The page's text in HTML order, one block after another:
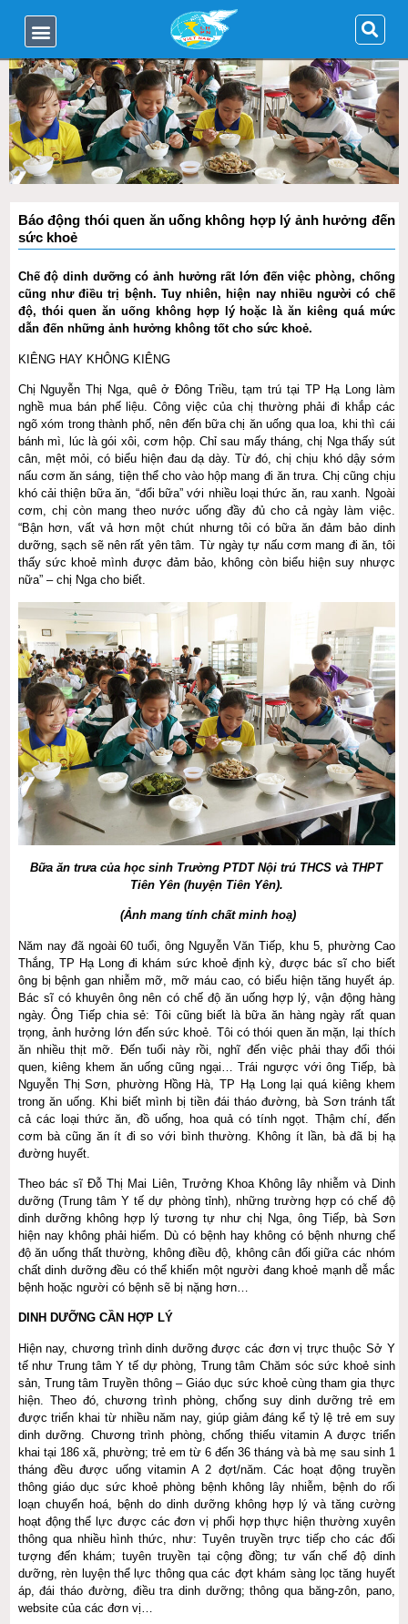
Báo động thói quen ăn uống không hợp lý ảnh hưởng đến
sức khoẻ
Chế độ dinh dưỡng có ảnh hưởng rất lớn đến việc phòng, chống
cũng như điều trị bệnh. Tuy nhiên, hiện nay nhiều người có chế
độ, thói quen ăn uống không hợp lý hoặc là ăn kiêng quá mức
dẫn đến những ảnh hưởng không tốt cho sức khoẻ.
KIÊNG HAY KHÔNG KIÊNG
Chị Nguyễn Thị Nga, quê ở Đông Triều, tạm trú tại TP Hạ Long làm
nghề mua bán phế liệu. Công việc của chị thường phải đi khắp các
ngõ xóm trong thành phố, nên đến bữa chị ăn uống qua loa, khi thì cái
bánh mì, lúc là gói xôi, cơm hộp. Chỉ sau mấy tháng, chị Nga thấy sút
cân, mệt mỏi, có biểu hiện đau dạ dày. Từ đó, chị chịu khó dậy sớm
nấu cơm ăn sáng, tiện thể cho vào hộp mang đi ăn trưa. Chị cũng chịu
khó cải thiện bữa ăn, “đổi bữa” với nhiều loại thức ăn, rau xanh. Ngoài
cơm, chị còn mang theo nước uống đầy đủ cho cả ngày làm việc.
“Bận hơn, vất vả hơn một chút nhưng tôi có bữa ăn đảm bảo dinh
dưỡng, sạch sẽ nên rất yên tâm. Từ ngày tự nấu cơm mang đi ăn, tôi
thấy sức khoẻ mình được đảm bảo, không còn biểu hiện suy nhược
nữa” – chị Nga cho biết.
Bữa ăn trưa của học sinh Trường PTDT Nội trú THCS và THPT
Tiên Yên (huyện Tiên Yên).
(Ảnh mang tính chất minh hoạ)
Năm nay đã ngoài 60 tuổi, ông Nguyễn Văn Tiếp, khu 5, phường Cao
Thắng, TP Hạ Long đi khám sức khoẻ định kỳ, được bác sĩ cho biết
ông bị bệnh gan nhiễm mỡ, mỡ máu cao, có biểu hiện tăng huyết áp.
Bác sĩ có khuyên ông nên có chế độ ăn uống hợp lý, vận động hàng
ngày. Ông Tiếp chia sẻ: Tôi cũng biết là bữa ăn hàng ngày rất quan
trọng, ảnh hưởng lớn đến sức khoẻ. Tôi có thói quen ăn mặn, lại thích
ăn nhiều thịt mỡ. Đến tuổi này rồi, nghĩ đến việc phải thay đổi thói
quen, kiêng khem ăn uống cũng ngại… Trái ngược với ông Tiếp, bà
Nguyễn Thị Sơn, phường Hồng Hà, TP Hạ Long lại quá kiêng khem
trong ăn uống. Khi biết mình bị tiền đái tháo đường, bà Sơn tránh tất
cả các loại thức ăn, đồ uống, hoa quả có tính ngọt. Thậm chí, đến
cơm bà cũng ăn ít đi so với bình thường. Không ít lần, bà đã bị hạ
đường huyết.
Theo bác sĩ Đỗ Thị Mai Liên, Trưởng Khoa Không lây nhiễm và Dinh
dưỡng (Trung tâm Y tế dự phòng tỉnh), những trường hợp có chế độ
dinh dưỡng không hợp lý tương tự như chị Nga, ông Tiếp, bà Sơn
hiện nay không phải hiếm. Dù có bệnh hay không có bệnh nhưng chế
độ ăn uống thất thường, không điều độ, không cân đối giữa các nhóm
chất dinh dưỡng đều có thể khiến một người đang khoẻ mạnh dễ mắc
bệnh hoặc người có bệnh sẽ bị nặng hơn…
DINH DƯỠNG CẦN HỢP LÝ
Hiện nay, chương trình dinh dưỡng được các đơn vị trực thuộc Sở Y
tế như Trung tâm Y tế dự phòng, Trung tâm Chăm sóc sức khoẻ sinh
sản, Trung tâm Truyền thông – Giáo dục sức khoẻ cùng tham gia thực
hiện. Theo đó, chương trình phòng, chống suy dinh dưỡng trẻ em
được triển khai từ nhiều năm nay, giúp giảm đáng kể tỷ lệ trẻ em suy
dinh dưỡng. Chương trình phòng, chống thiếu vitamin A được triển
khai tại 186 xã, phường; trẻ em từ 6 đến 36 tháng và bà mẹ sau sinh 1
tháng đều được uống vitamin A 2 đợt/năm. Các hoạt động truyền
thông giáo dục sức khoẻ phòng bệnh không lây nhiễm, bệnh do rối
loạn chuyển hoá, bệnh do dinh dưỡng không hợp lý và tăng cường
hoạt động thể lực được các đơn vị phối hợp thực hiện thường xuyên
thông qua nhiều hình thức, như: Tuyên truyền trực tiếp cho các đối
tượng đến khám; tuyên truyền tại cộng đồng; tư vấn chế độ dinh
dưỡng, rèn luyện thể lực thông qua các đợt khám sàng lọc tăng huyết
áp, đái tháo đường, điều tra dinh dưỡng; thông qua băng-zôn, pano,
website của các đơn vị…